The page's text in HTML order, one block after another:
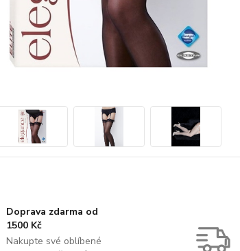
Doprava zdarma od
1500 Kč
Nakupte své oblíbené